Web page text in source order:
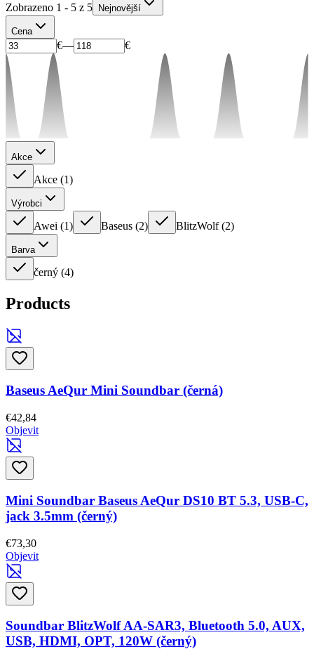
Zobrazeno 1 - 5 z 5 Nejnovější
Cena
€— €
Akce
Akce (1)
Výrobci
Awei (1) Baseus (2) BlitzWolf (2)
Barva
černý (4)
Products
Baseus AeQur Mini Soundbar (černá)
€42,84
Objevit
Mini Soundbar Baseus AeQur DS10 BT 5.3, USB-C,
jack 3.5mm (černý)
€73,30
Objevit
Soundbar BlitzWolf AA-SAR3, Bluetooth 5.0, AUX,
USB, HDMI, OPT, 120W (černý)